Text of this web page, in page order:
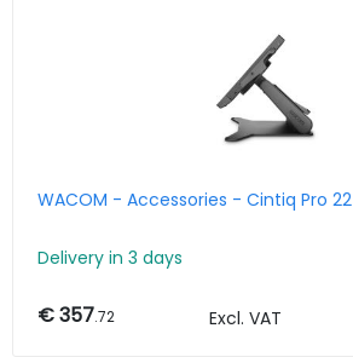
WACOM - Accessories - Cintiq Pro
Delivery in 3 days
€ 357.72 Excl. VAT